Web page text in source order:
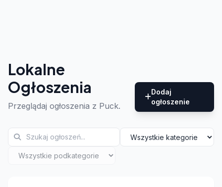
Lokalne
Ogłoszenia
Przeglądaj ogłoszenia z Puck.
Dodaj
ogłoszenie